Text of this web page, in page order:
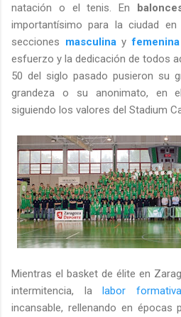
natación o el tenis. En
importantísimo para la ciudad
secciones masculinayfemenina
esfuerzo y la dedicación de todos
50 del siglo pasado pusieron su
grandeza o su anonimato, en
siguiendo los valores del Stadium
Mientras el basket de élite en
intermitencia, lalabor formativa
incansable, rellenando en épocas